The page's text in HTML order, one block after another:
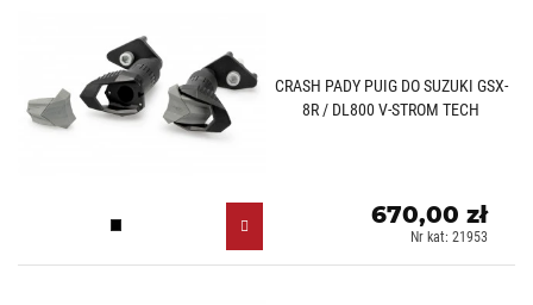
CRASH PADY PUIG DO SUZUKI GSX-
8R / DL800 V-STROM TECH
Czarny (N)
670,00 zł
Nr kat: 21953